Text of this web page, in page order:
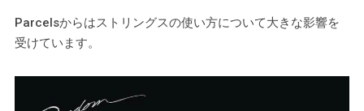
Parcelsからはストリングスの使い方について大きな影響を
受けています。